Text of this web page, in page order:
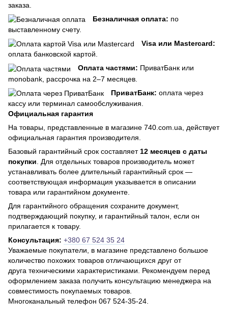
заказа.
Безналичная оплата: по
выставленному счету.
Visa или Mastercard:
оплата банковской картой.
Оплата частями: ПриватБанк или
monobank, рассрочка на 2–7 месяцев.
ПриватБанк: оплата через
кассу или терминал самообслуживания.
Официальная гарантия
На товары, представленные в магазине 740.com.ua, действует
официальная гарантия производителя.
Базовый гарантийный срок составляет 12 месяцев с даты
покупки . Для отдельных товаров производитель может
устанавливать более длительный гарантийный срок —
соответствующая информация указывается в описании
товара или гарантийном документе.
Для гарантийного обращения сохраните документ,
подтверждающий покупку, и гарантийный талон, если он
прилагается к товару.
Консультация: +380 67 524 35 24
Уважаемые покупатели, в магазине представлено большое
количество похожих товаров отличающихся друг от
друга техническими характеристиками. Рекомендуем перед
оформлением заказа получить консультацию менеджера на
совместимость покупаемых товаров.
Многоканальный телефон 067 524-35-24.